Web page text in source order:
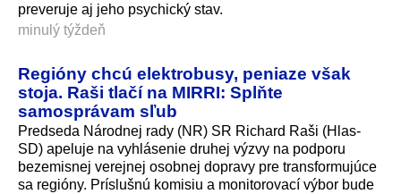
preveruje aj jeho psychický stav.
minulý týždeň
Regióny chcú elektrobusy, peniaze však
stoja. Raši tlačí na MIRRI: Splňte
samosprávam sľub
Predseda Národnej rady (NR) SR Richard Raši (Hlas-
SD) apeluje na vyhlásenie druhej výzvy na podporu
bezemisnej verejnej osobnej dopravy pre transformujúce
sa regióny. Príslušnú komisiu a monitorovací výbor bude